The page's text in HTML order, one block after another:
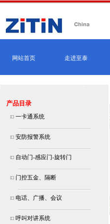
网站首页 走进至泰
产品目录
一卡通系统
安防报警系统
自动门-感应门-旋转门
门控五金、隔断
电话、广播、会议
呼叫对讲系统